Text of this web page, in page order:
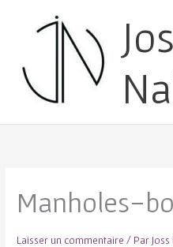
Manholes-
Laisser un commentaire / Par Joss